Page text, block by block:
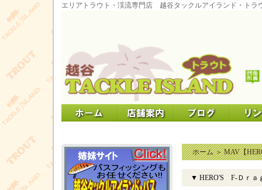
エリアトラウト・渓流専門店 越谷タックルアイランド・トラ
ホーム＞MAV【
▼ HERO'S F-Ｄｒａ